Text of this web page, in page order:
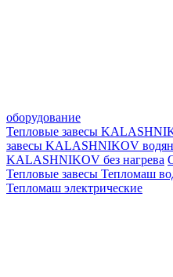
оборудование
Тепловые завесы
завесы KALASHNIKOV
KALASHNIKOV без нагрева
Тепловые завесы Тепломаш
Тепломаш электрические